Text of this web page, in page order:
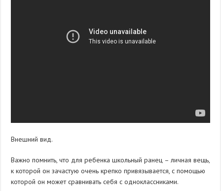
Внешний вид.
Важно помнить, что для ребенка школьный ранец – личная вещь,
к которой он зачастую очень крепко привязывается, с помощью
которой он может сравнивать себя с одноклассниками.